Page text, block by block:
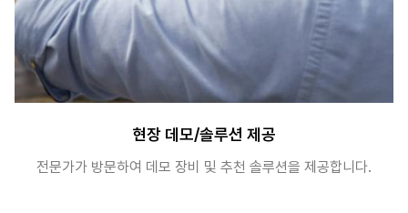
현장 데모/솔루션 제공
전문가가 방문하여 데모 장비 및 추천 솔루션을 제공합니다.